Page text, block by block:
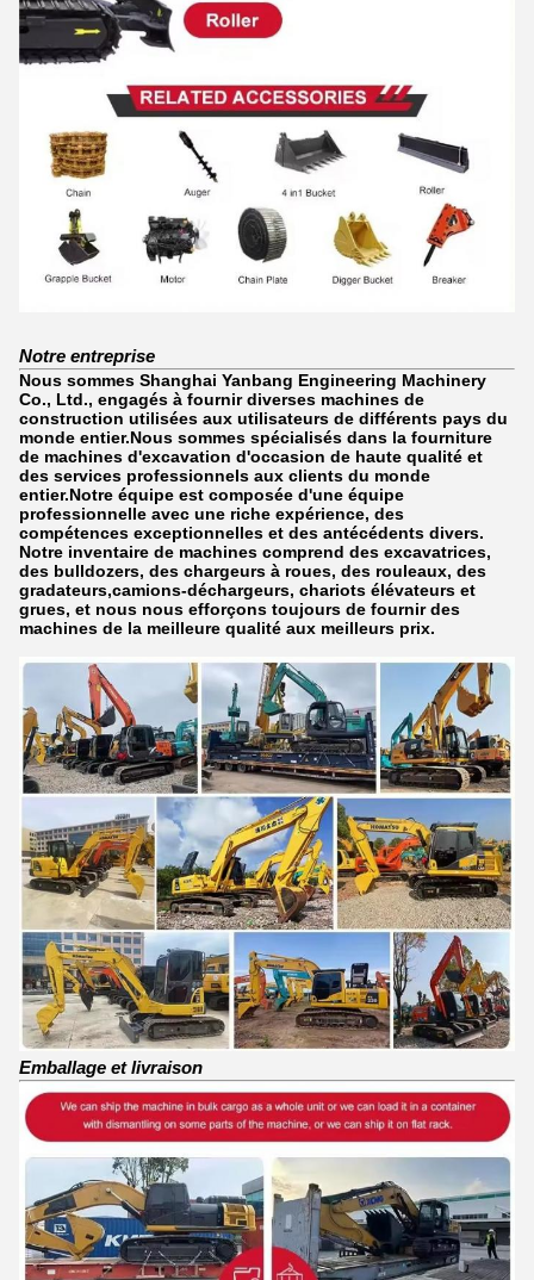
Notre entreprise
Nous sommes Shanghai Yanbang Engineering Machinery
Co., Ltd., engagés à fournir diverses machines de
construction utilisées aux utilisateurs de différents pays du
monde entier.Nous sommes spécialisés dans la fourniture
de machines d'excavation d'occasion de haute qualité et
des services professionnels aux clients du monde
entier.Notre équipe est composée d'une équipe
professionnelle avec une riche expérience, des
compétences exceptionnelles et des antécédents divers.
Notre inventaire de machines comprend des excavatrices,
des bulldozers, des chargeurs à roues, des rouleaux, des
gradateurs,camions-déchargeurs, chariots élévateurs et
grues, et nous nous efforçons toujours de fournir des
machines de la meilleure qualité aux meilleurs prix.
Emballage et livraison